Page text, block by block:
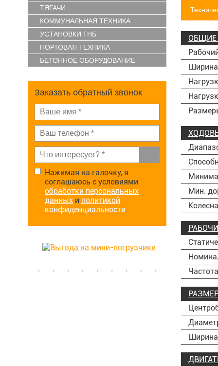
ТЯГАЧИ
КОММУНАЛЬНАЯ ТЕХНИКА
УСТАНОВКИ ГНБ
ПОРТОВАЯ ТЕХНИКА
БЕТОННОЕ ОБОРУДОВАНИЕ
Заказать обратный звонок
Нажимая на галочку, я
соглашаюсь с условиями
обработки персональных
данных и политикой
конфиденциальности.
ОБЩИЕ
Ширина
Мин.